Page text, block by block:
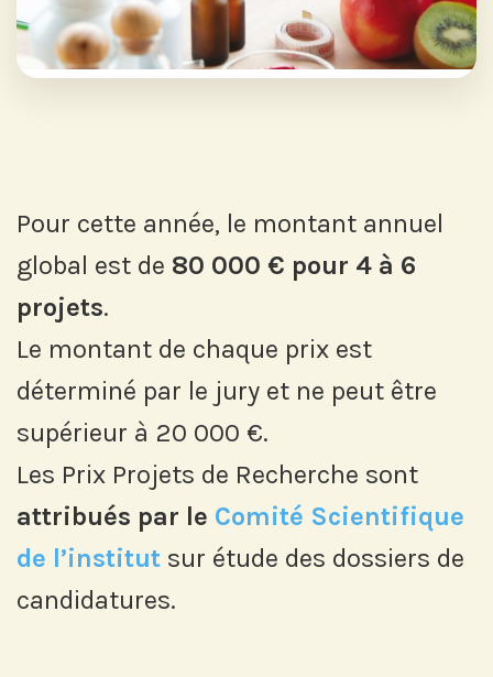
Pour cette année, le montant annuel
global est de 80 000 € pour 4 à 6
projets.
Le montant de chaque prix est
déterminé par le jury et ne peut être
supérieur à 20 000 €.
Les Prix Projets de Recherche sont
attribués par le Comité Scientifique
de l’institut sur étude des dossiers de
candidatures.